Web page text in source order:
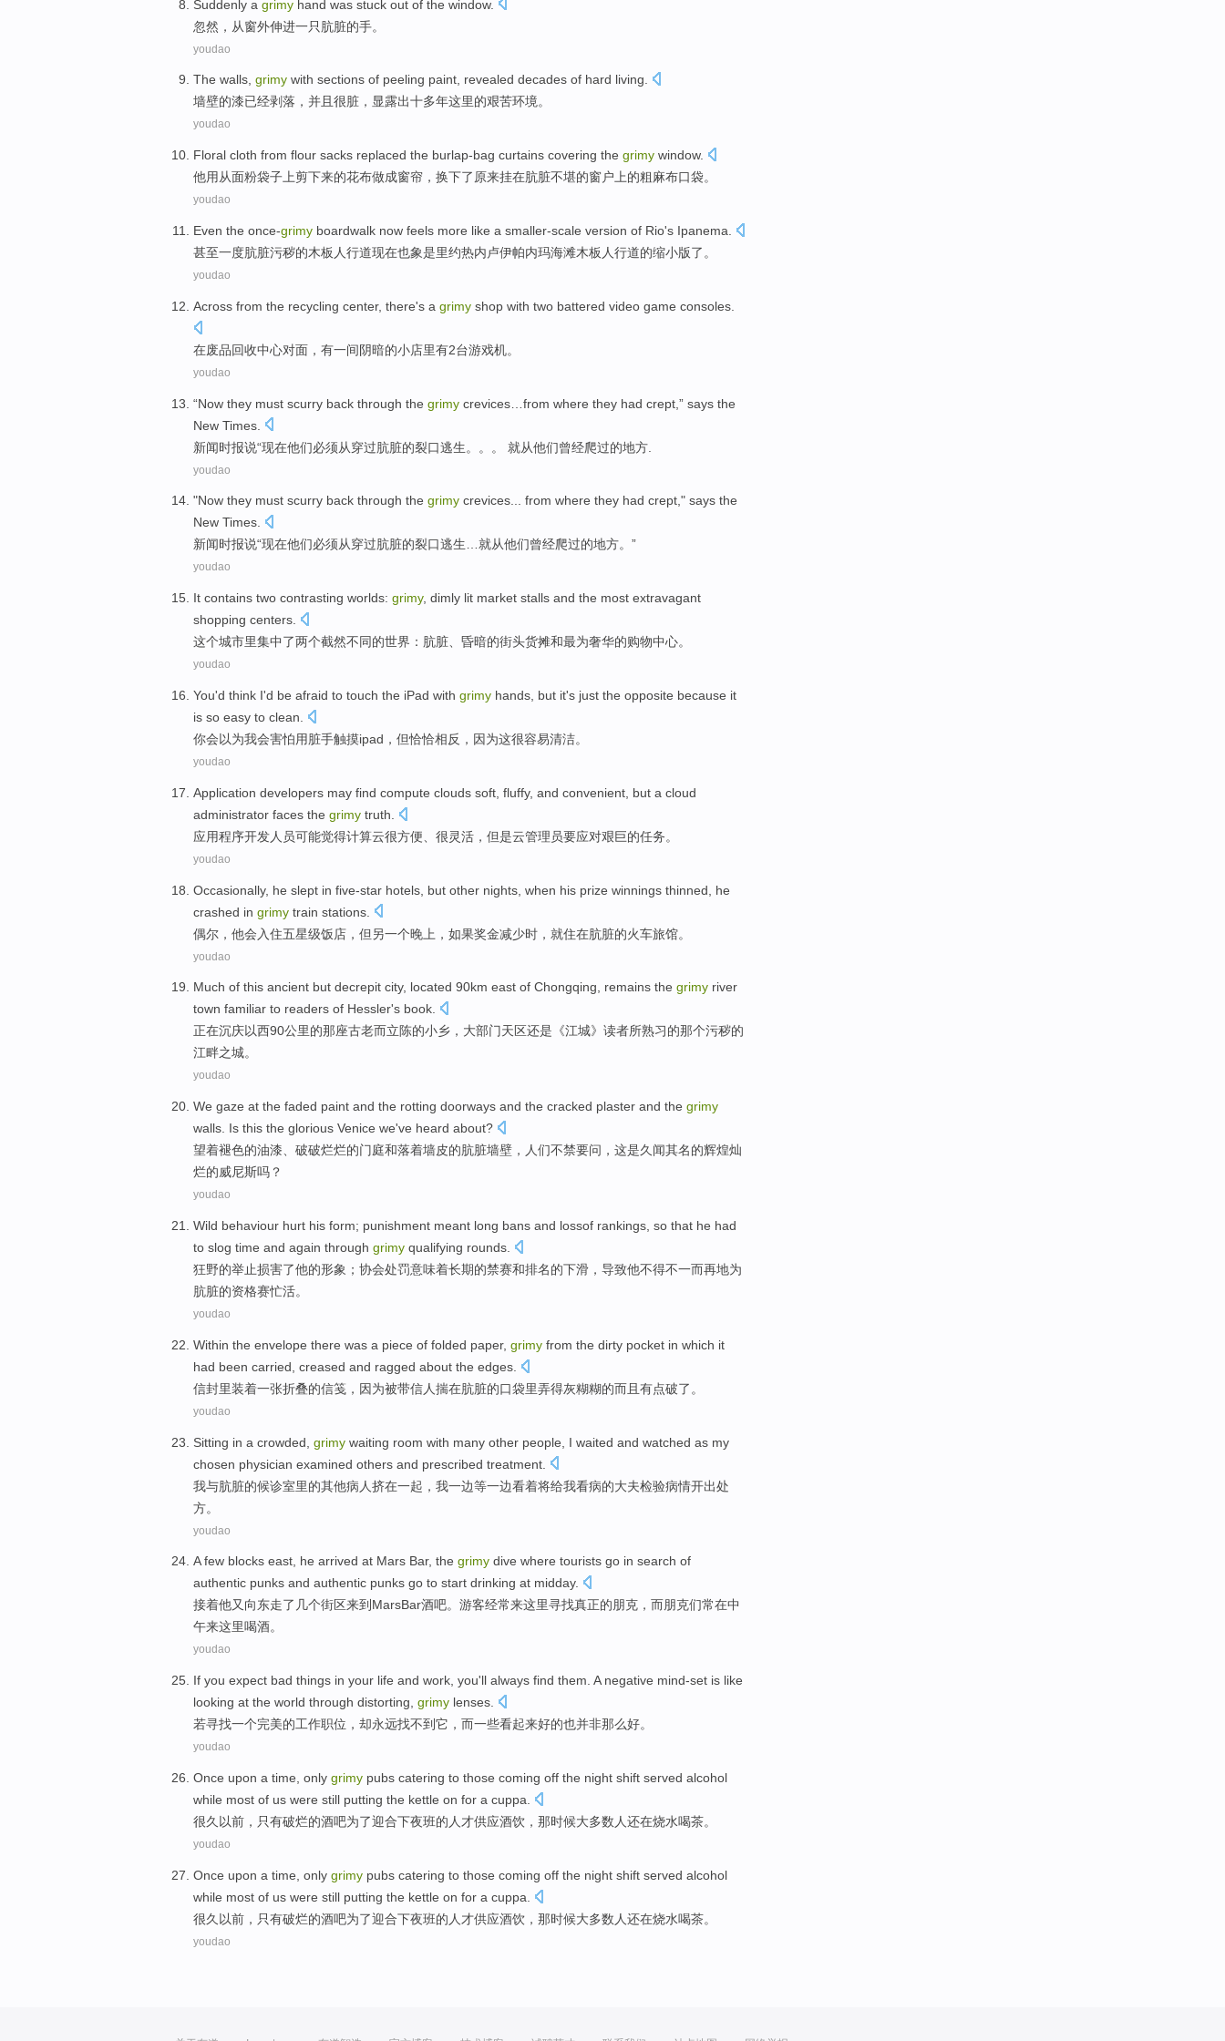
Suddenly a grimy hand was stuck out of the window.
忽然 ， 从窗外伸进一只肮脏的手。
youdao
The walls, grimy with sections of peeling paint, revealed decades of hard living.
墙壁的漆已经剥落 ， 并且很脏 ， 显露出十多年这里的艰苦环境。
youdao
Floral cloth from flour sacks replaced the burlap-bag curtains covering the grimy window.
他用 从面粉袋子 上剪下来的花布做成窗帘 ， 换下了原来挂在肮脏不堪的窗户上的粗麻布口袋。
youdao
Even the once-grimy boardwalk now feels more like a smaller-scale version of Rio's Ipanema
甚至一度肮脏污秽的木板 人行道现在也象是里约热内卢伊帕内玛海滩木板人行道的缩小版了。
youdao
Across from the recycling center, there's a grimy shop with two battered video game consoles
在废品回收中心对面 ， 有一间阴暗的小店里有2台游戏机。
youdao
“Now they must scurry back through the grimy crevices from where they had crept ,” says the
New Times
新闻时报说“现在他们必须从穿过肮脏的裂口逃生。。。 就从他们曾经爬过的地方
youdao
"Now they must scurry back through the grimy crevices... from where they had crept," says the
New Times.
新闻时报说“现在他们必须从穿过肮脏的裂口逃生…就从他们曾经爬过的地方。”
youdao
It contains two contrasting worlds: grimy, dimly lit market stalls and the most extravagant
shopping centers
这个城市里集中了两个截然不同的世界 ： 肮脏 昏暗的街头货摊和最为奢华的购物中心。
youdao
You'd think I'd be afraid to touch the iPad with grimy hands but it's just the opposite because it
is so easy to clean
你会以为我会害怕用 脏手触摸ipad ， 但恰恰相反， 因为这很容易清洁。
youdao
Application developers may find compute clouds soft, fluffy, and convenient but a cloud
administrator faces the grimy truth.
应用程序开发人员可能觉得计算云很方便、很灵活 ， 但是云管理员要应对艰巨的任务。
youdao
Occasionally, he slept in five-star hotels but other nights when his prize winnings thinned
he
crashed in grimy train stations
偶尔 ， 他会 入住五星级饭店 ， 但另一个晚上 ， 如果奖金减少时 ， 就住在肮脏的火车旅馆。
youdao
Much of this ancient but decrepit city, located 90km east of Chongqing, remains the grimy river
town familiar to readers of Hessler's book.
正在沉庆以西90公里的那座古老而立陈的小乡，大部门天区还是 《江城》 读者所熟习的那个污秽的
江畔之城。
youdao
We gaze at the faded paint and the rotting doorways and the cracked plaster and the grimy
walls Is this the glorious Venice we've heard about?
望着褪色的油漆 破破烂烂的门庭和落着墙皮的肮脏墙壁 ，人们不禁要问， 这是久 闻其名的辉煌灿
烂的威尼斯吗？
youdao
Wild behaviour hurt his form; punishment meant long bans and lossof rankings , so that he had
to slog time and again through grimy qualifying rounds
狂野的举止损害了他的形象；协会处罚意味着长期的禁赛和排名的下滑，导致他不得不一而再地为
肮脏的资格赛忙活。
youdao
Within the envelope there was a piece of folded paper, grimy from the dirty pocket in which it
had been carried creased and ragged about the edges.
信封里装着一张折叠的信笺，因为被带信人揣在肮脏的口袋里弄得灰糊糊的而且有点破了。
youdao
Sitting in a crowded grimy waiting room with many other people I waited and watched as my
chosen physician examined others and prescribed treatment
我与肮脏的候诊室里的其他病人挤在一起，我一边等一边看着将给我看病的大夫检验病情开出处
方。
youdao
A few blocks east, he arrived at Mars Bar, the grimy dive where tourists go in search of
authentic punks and authentic punks go to start drinking at midday.
接着他又向东走了 几个街区来到 MarsBar酒吧。 游客经常来这里寻找真正的朋克 ，而朋克们常在中
午来这里喝酒。
youdao
If you expect bad things in your life and work , you'll always find them Anegative mind-set is like
looking at the world through distorting, grimy lenses.
若寻找一个完美的工作职位 ，却永远找不到它 ，而一些看起来好的也并非那么好。
youdao
Once upon a time only grimy pubs catering to those coming off the night shift served alcohol
while most of us were still putting the kettle on for a cuppa
很久 以前， 只有破烂的酒吧为了迎合下夜班的人才供应酒饮 ，那时候大多数 人还在烧水喝茶。
youdao
Once upon a time only grimy pubs catering to those coming off the night shift served alcohol
while most of us were still putting the kettle on for a cuppa
很久 以前， 只有破烂的酒吧为了迎合下夜班的人才供应酒饮 ，那时候大多数 人还在烧水喝茶。
youdao